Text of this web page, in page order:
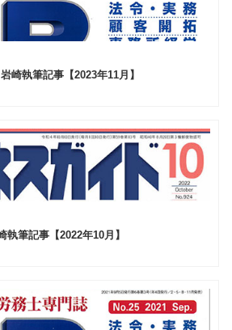
崎執筆記事【2023年11月】
執筆記事【2022年10月】